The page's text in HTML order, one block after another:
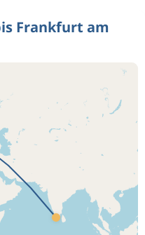
Frankfurt am